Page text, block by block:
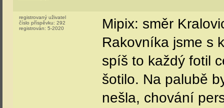
registrovaný uživatel
číslo příspěvku: 292
registrován: 5-2020
Mipix: směr
Rakovníka jsme s
spíš to každý fotil
šotilo. Na palubě
nešla, chování